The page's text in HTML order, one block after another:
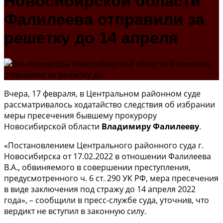
Фалилеева отправили за
решетку до 14 апреля
Вчера, 17 февраля, в Центральном районном суде
рассматривалось ходатайство следствия об избрании
меры пресечения бывшему прокурору
Новосибирской области Владимиру Фалилееву.
«Постановлением Центрального районного суда г.
Новосибирска от 17.02.2022 в отношении Фалилеева
В.А., обвиняемого в совершении преступления,
предусмотренного ч. 6 ст. 290 УК РФ, мера пресечения
в виде заключения под стражу до 14 апреля 2022
года», – сообщили в пресс-службе суда, уточнив, что
вердикт не вступил в законную силу.